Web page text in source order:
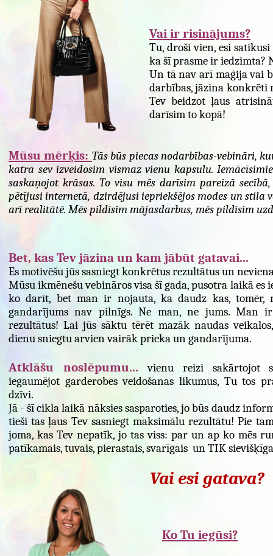
Vai ir risinājums?
Tu, droši vien, esi
ka šī prasme ir iedzimta?
Un tā nav arī maģija vai
darbības, jāzina konkrēti
Tev beidzot ļaus
darīsim to kopā!
Mūsu mērķis: Tās būs piecas nodarbības-vebināri,
katra sev izveidosim vismaz vienu kapsulu.
saskaņojot krāsas. To visu mēs darīsim pareizā
pētījusi internetā, dzirdējusi iepriekšējos modes un stila
arī realitātē. Mēs pildīsim mājasdarbus, mēs pildīsim
Bet, kas Tev jāzina un kam jābūt gatavai...
Es motivēšu jūs sasniegt konkrētus rezultātus un
Mūsu ikmēnešu vebināros visa šī gada, pusotra laikā es
ko darīt, bet man ir nojauta, ka daudz kas,
gandarījums nav pilnīgs. Ne man, ne jums. Man
rezultātus! Lai jūs sāktu tērēt mazāk naudas
dienu sniegtu arvien vairāk prieka un gandarījuma.
Atklāšu noslēpumu... vienu reizi sakārtojot
iegaumējot garderobes veidošanas likumus, Tu tos
dzīvi.
Jā - šī cikla laikā nāksies sasparoties, jo būs daudz
tieši tas ļaus Tev sasniegt maksimālu rezultātu! Pie
joma, kas Tev nepatīk, jo tas viss: par un ap ko mēs
patīkamais, tuvais, pierastais, svarīgais un TIK
Vai esi gatava?
Ko Tu iegūsi?